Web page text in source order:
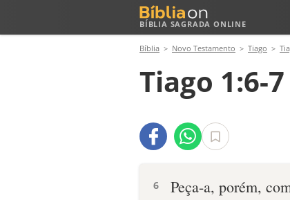
BÍBLIA SAGRADA ONLINE
Bíblia Novo Testamento Tiago
Tiago 1:6-7
6
Peça-a, porém,